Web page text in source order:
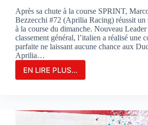
Après sa chute à la course SPRINT,
Bezzecchi #72 (Aprilia Racing) réussit un
à la course du dimanche. Nouveau Leader
classement général, l’italien a réalisé une
parfaite ne laissant aucune chance aux
Aprilia…
EN LIRE PLUS...
MARCO
GRAND